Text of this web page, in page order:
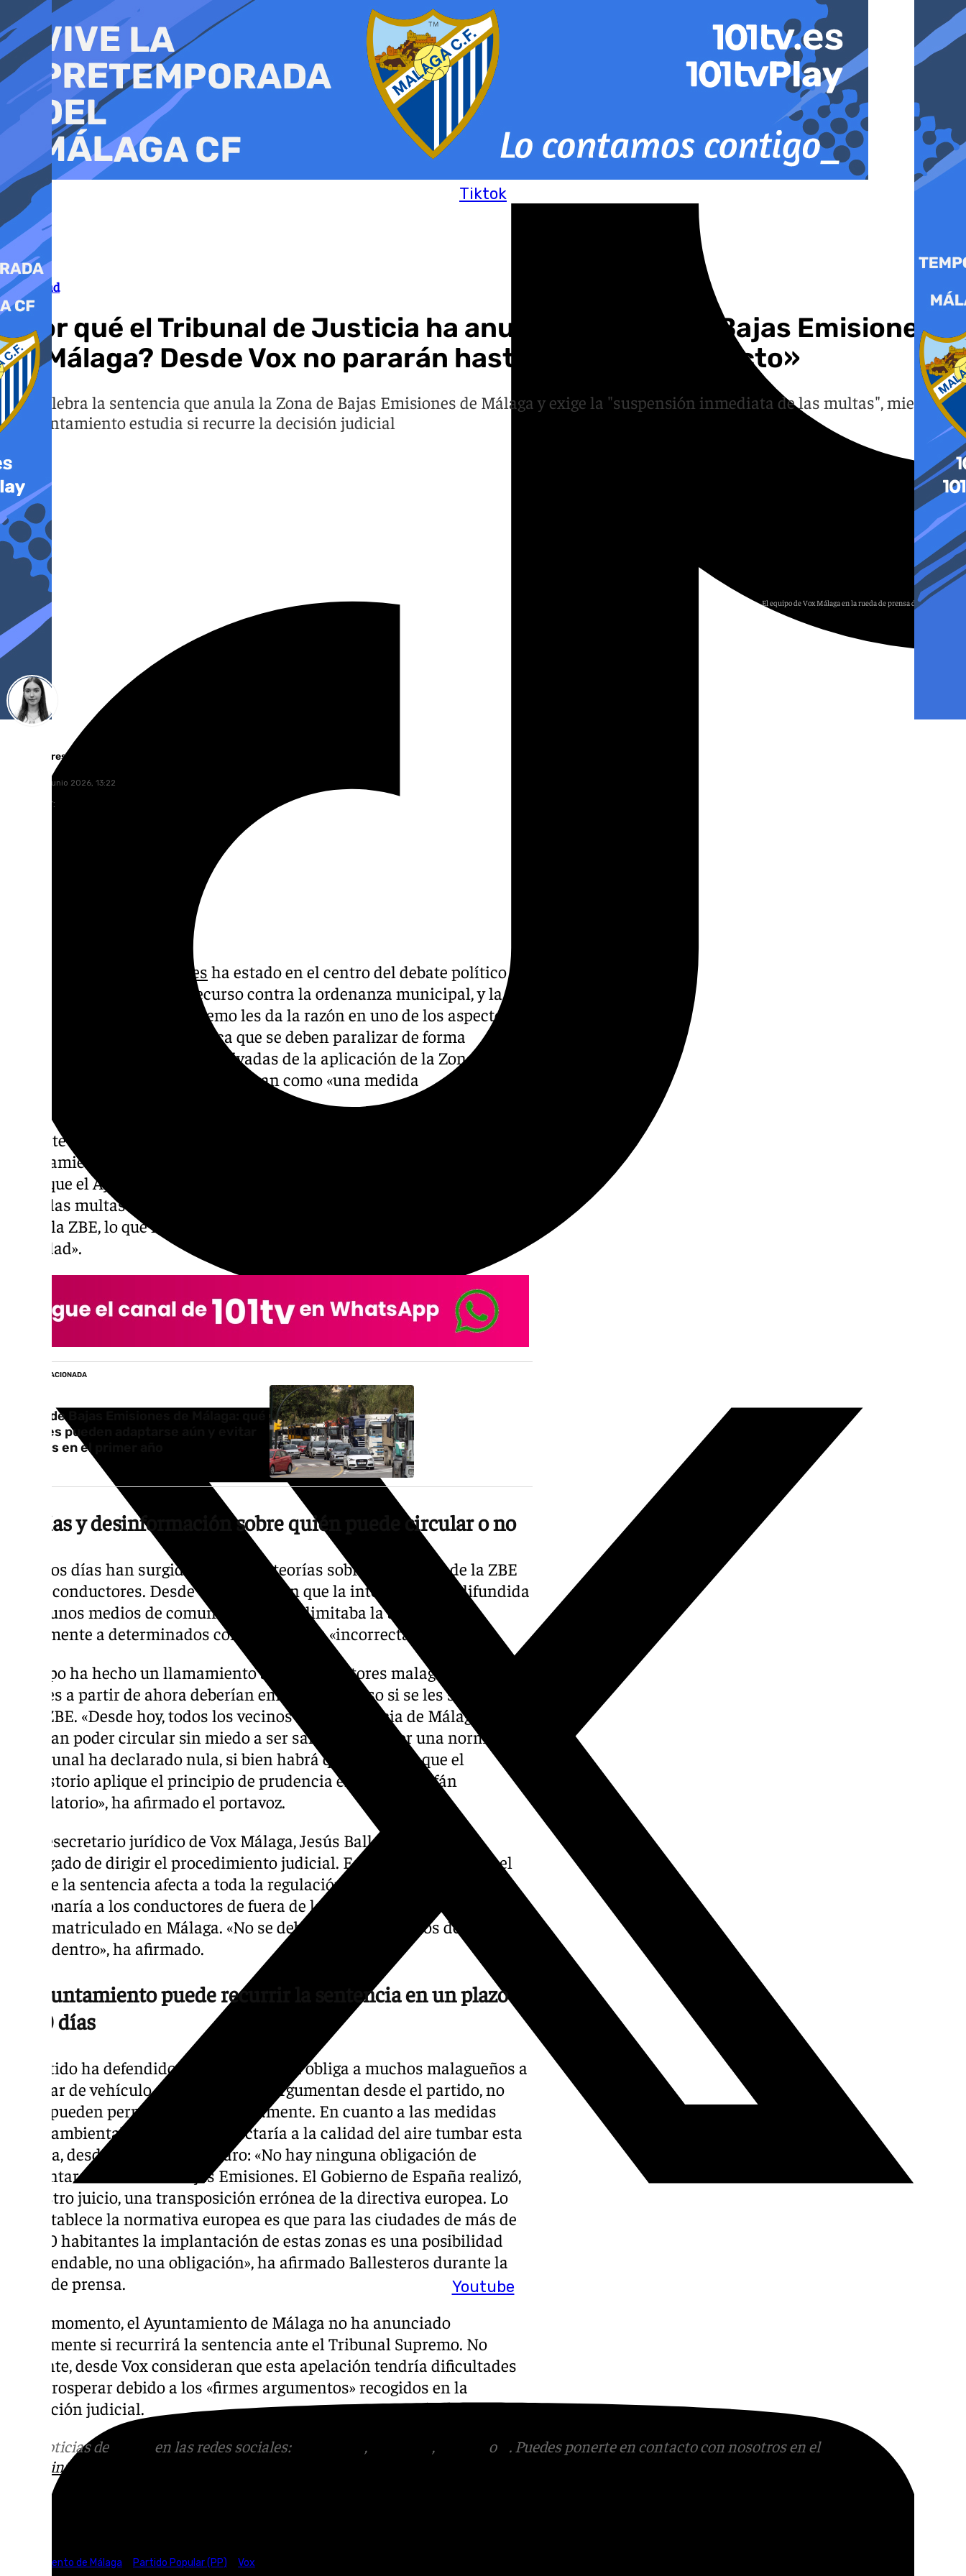
al
contenido
Tiktok
X-twitter
Youtube
Movilidad
¿Por qué el Tribunal de Justicia ha anulado la Zona de Bajas Emisiones
en Málaga? Desde Vox no pararán hasta «dejarla sin efecto»
Vox celebra la sentencia que anula la Zona de Bajas Emisiones de Málaga y exige la "suspensión inmediata de las multas", mientras
el Ayuntamiento estudia si recurre la decisión judicial
El equipo de Vox Málaga en la rueda de prensa de este viernes
Laura Flores
viernes, 12 junio 2026, 13:22
Compartir:
Zona de Bajas Emisiones ha estado en el centro del debate político en
estos días. Vox emitió un recurso contra la ordenanza municipal, y la
sentencia del Tribunal Supremo les da la razón en uno de los aspectos.
Esta resolución judicial explica que se deben paralizar de forma
inmediata todas las multas derivadas de la aplicación de la Zona de
Bajas Emisiones, ya que la consideran como «una medida
Durante una rueda de prensa celebrada este viernes frente al
Ayuntamiento de Málaga, el portavoz municipal de Vox, Antonio Alcázar,
pidió que el Ayuntamiento de Málaga paralizase de forma inmediata
todas las multas derivadas de la ZBE. Según el portavoz, la «sentencia
anula la ZBE, lo que implica que la medida queda sin efecto en su
totalidad».
NOTICIA RELACIONADA
Zona de Bajas Emisiones de Málaga: qué
coches pueden adaptarse aún y evitar
multas en el primer año
Teorías y desinformación sobre quién puede circular o no
En estos días han surgido diferentes teorías sobre los efectos de la ZBE
en los conductores. Desde Vox sostienen que la interpretación difundida
en algunos medios de comunicación, que limitaba la anulación
únicamente a determinados conductores, es «incorrecta».
El grupo ha hecho un llamamiento a los conductores malagueños,
quienes a partir de ahora deberían emitir un recurso si se les sanciona
en la ZBE. «Desde hoy, todos los vecinos de la provincia de Málaga
deberían poder circular sin miedo a ser sancionados por una norma que
el Tribunal ha declarado nula, si bien habrá que esperar a que el
Consistorio aplique el principio de prudencia en lugar del afán
recaudatorio», ha afirmado el portavoz.
El vicesecretario jurídico de Vox Málaga, Jesús Ballesteros, fue el
encargado de dirigir el procedimiento judicial. Este ha admitido que el
fallo de la sentencia afecta a toda la regulación de la ZBE, y que no solo
sancionaría a los conductores de fuera de la ciudad, que no tuviesen un
coche matriculado en Málaga. «No se debería multar ni a los de fuera ni a
los de dentro», ha afirmado.
El Ayuntamiento puede recurrir la sentencia en un plazo
de 30 días
El partido ha defendido que la normativa obliga a muchos malagueños a
cambiar de vehículo, algo que, según argumentan desde el partido, no
todos pueden permitirse económicamente. En cuanto a las medidas
medioambientales, y en cómo afectaría a la calidad del aire tumbar esta
medida, desde Vox lo tienen claro: «No hay ninguna obligación de
implantar una Zona de Bajas Emisiones. El Gobierno de España realizó,
a nuestro juicio, una transposición errónea de la directiva europea. Lo
que establece la normativa europea es que para las ciudades de más de
50.000 habitantes la implantación de estas zonas es una posibilidad
recomendable, no una obligación», ha afirmado Ballesteros durante la
rueda de prensa.
Por el momento, el Ayuntamiento de Málaga no ha anunciado
oficialmente si recurrirá la sentencia ante el Tribunal Supremo. No
obstante, desde Vox consideran que esta apelación tendría dificultades
para prosperar debido a los «firmes argumentos» recogidos en la
resolución judicial.
Más noticias de en las redes sociales: , , o
. Puedes ponerte en contacto con nosotros en el
informativos@101tv.es
Ayuntamiento de Málaga
Partido Popular (PP) Vox